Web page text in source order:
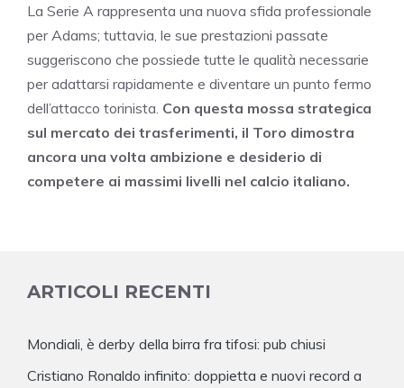
La Serie A rappresenta una nuova sfida professionale
per Adams; tuttavia, le sue prestazioni passate
suggeriscono che possiede tutte le qualità necessarie
per adattarsi rapidamente e diventare un punto fermo
dell’attacco torinista. Con questa mossa strategica
sul mercato dei trasferimenti, il Toro dimostra
ancora una volta ambizione e desiderio di
competere ai massimi livelli nel calcio italiano.
ARTICOLI RECENTI
Mondiali, è derby della birra fra tifosi: pub chiusi
Cristiano Ronaldo infinito: doppietta e nuovi record a